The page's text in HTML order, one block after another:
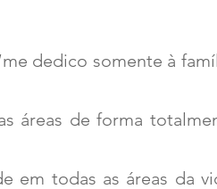
dedico somente à
áreas de forma
em todas as áreas da